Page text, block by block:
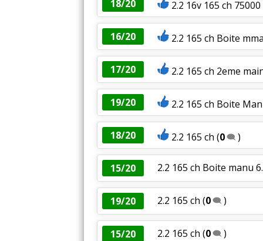
18/20 2.2 16v 165 ch
16/20 2.2 165 ch Boite
17/20 2.2 165 ch 2eme
19/20 2.2 165 ch Boite
18/20 2.2 165 ch (0 )
15/20 2.2 165 ch Boite manu
19/20 2.2 165 ch (0 )
15/20 2.2 165 ch (0 )